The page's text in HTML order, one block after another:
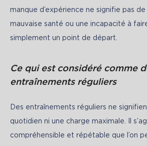
manque d’expérience ne signifie pas de
mauvaise santé ou une incapacité à
simplement un point de départ.
Ce qui est considéré comme
entraînements réguliers
Des entraînements réguliers ne
quotidien ni une charge maximale. Il
compréhensible et répétable que l’on